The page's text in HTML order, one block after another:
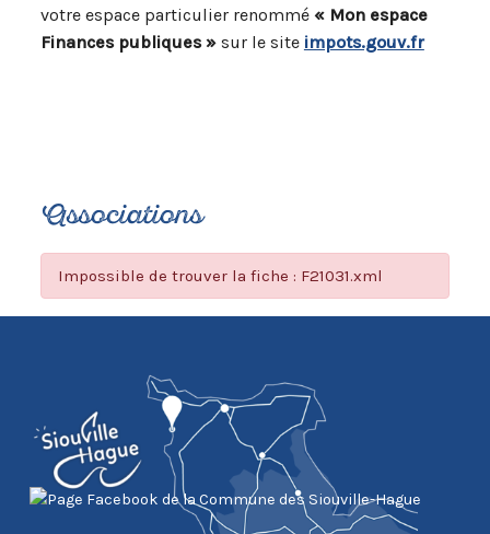
votre espace particulier renommé « Mon espace
Finances publiques »sur le site impots.gouv.fr
Associations
Impossible de trouver la fiche : F21031.xml